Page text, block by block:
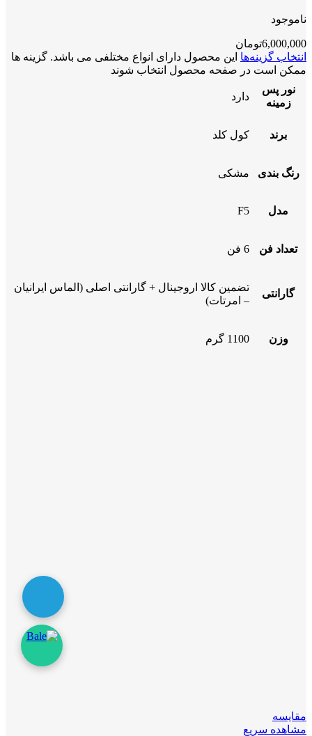
ناموجود
6,000,000تومان
انتخاب گزینه‌ها این محصول دارای انواع مختلفی می باشد. گزینه ها
ممکن است در صفحه محصول انتخاب شوند
نور پس
زمینه
دارد
برند کول کلد
رنگ بندی مشکی
مدل F5
تعداد فن 6 فن
گارانتی
تضمین کالا اروجینال + گارانتی اصلی (الماس ایرانیان
– امرتات)
وزن 1100 گرم
مقایسه
مشاهده سریع